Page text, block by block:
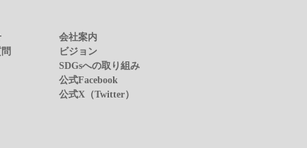
会社案内
ビジョン
SDGsへの取り組み
公式Facebook
公式X（Twitter）